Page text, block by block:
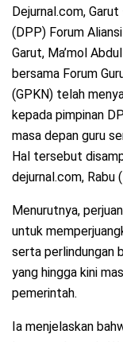
Dejurnal.com,
(DPP) Forum
Garut, Ma’mol
bersama Forum
(GPKN) telah
kepada pimpinan
masa depan guru
Hal tersebut
dejurnal.com, Rabu
Menurutnya,
untuk
serta perlindungan
yang hingga kini
pemerintah.
Ia menjelaskan